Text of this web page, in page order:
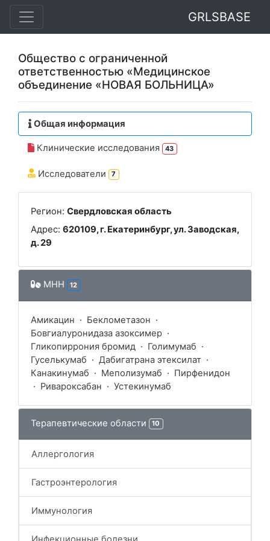
GRLSBASE
Общество с ограниченной
ответственностью «Медицинское
объединение «НОВАЯ БОЛЬНИЦА»
Общая информация
Клинические исследования 43
Исследователи 7
Регион: Свердловская область
Адрес: 620109, г. Екатеринбург, ул. Заводская,
д. 29
МНН 12
Амикацин · Беклометазон ·
Бовгиалуронидаза азоксимер ·
Гликопиррония бромид · Голимумаб ·
Гуселькумаб · Дабигатрана этексилат ·
Канакинумаб · Меполизумаб · Пирфенидон
· Ривароксабан · Устекинумаб
Терапевтические области 10
Аллергология
Гастроэнтерология
Иммунология